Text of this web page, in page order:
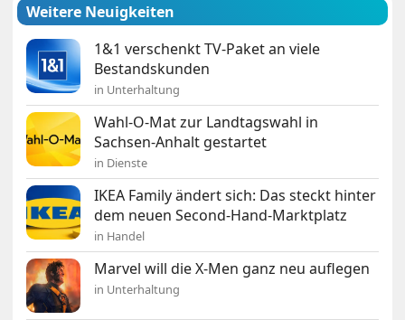
Weitere Neuigkeiten
1&1 verschenkt TV-Paket an viele
Bestandskunden
in Unterhaltung
Wahl-O-Mat zur Landtagswahl in
Sachsen-Anhalt gestartet
in Dienste
IKEA Family ändert sich: Das steckt hinter
dem neuen Second-Hand-Marktplatz
in Handel
Marvel will die X-Men ganz neu auflegen
in Unterhaltung